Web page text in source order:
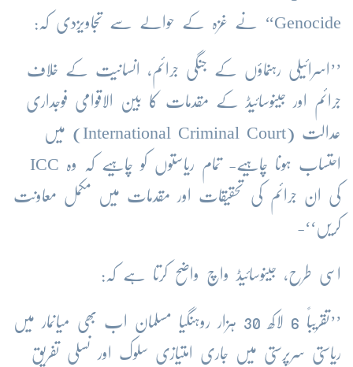
Genocide‘‘ نے غزہ کے حوالے سے تجاویزدی کہ:
’’اسرائیلی رہنماؤں کے جنگی جرائم، انسانیت کے خلاف
جرائم اور جینوسائیڈ کے مقدمات کا بین الاقوامی فوجداری
عدالت (International Criminal Court) میں
احتساب ہونا چاہیے- تمام ریاستوں کو چاہیے کہ وہ ICC
کی ان جرائم کی تحقیقات اور مقدمات میں مکمل معاونت
کریں‘‘-
اسی طرح، جینوسائیڈ واچ واضح کرتا ہے کہ:
’’تقریباً 6 لاکھ 30 ہزار روہنگیا مسلمان اب بھی میانمار میں
ریاستی سرپرستی میں جاری امتیازی سلوک اور نسلی تفریق